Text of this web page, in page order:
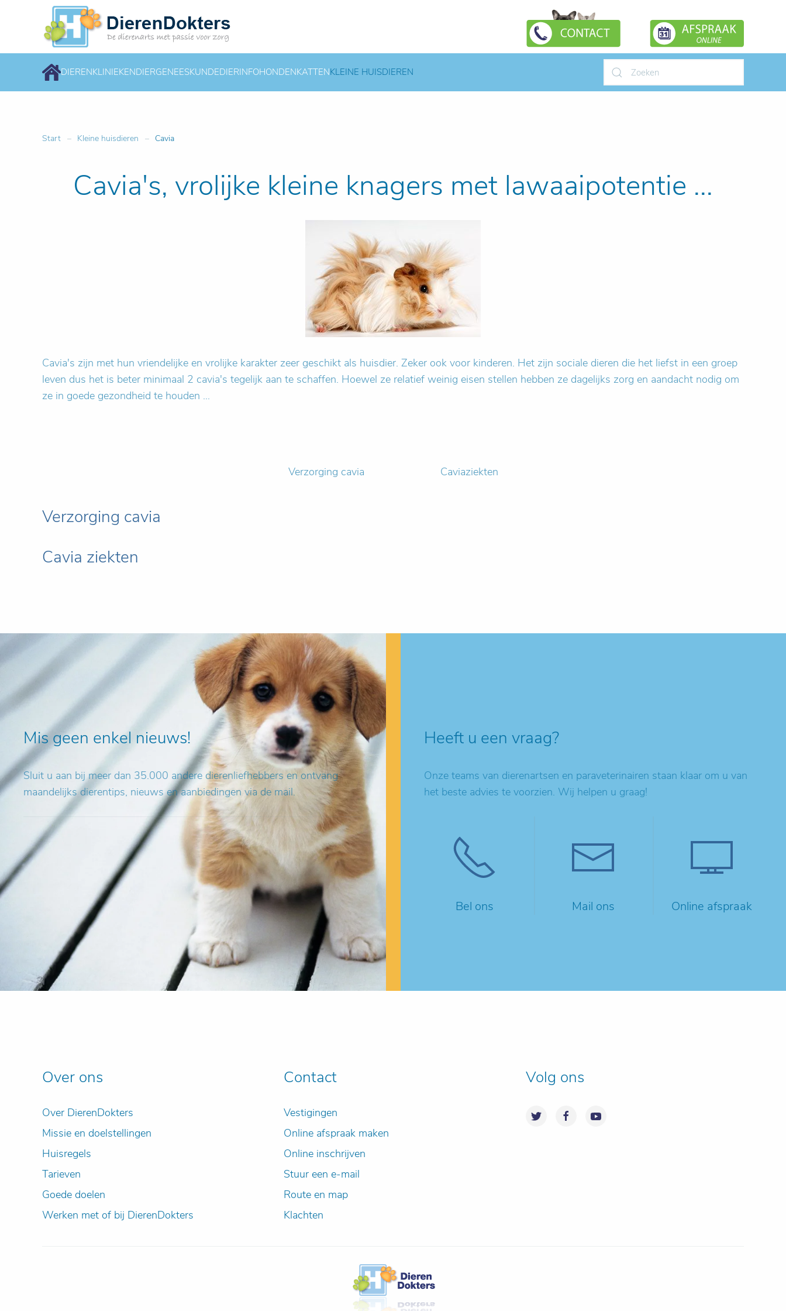
DIERENKLINIEKENDIERGENEESKUNDEDIERINFOHONDENKATTENKLEINE HUISDIEREN
Type 2 or more characters for
Start Kleine huisdieren Cavia
Cavia's, vrolijke kleine knagers met lawaaipotentie ...
Cavia's zijn met hun vriendelijke en vrolijke karakter zeer geschikt als huisdier. Zeker ook voor kinderen. Het zijn sociale dieren die het liefst in een groep
leven dus het is beter minimaal 2 cavia's tegelijk aan te schaffen. Hoewel ze relatief weinig eisen stellen hebben ze dagelijks zorg en aandacht nodig om
ze in goede gezondheid te houden ...
Verzorging cavia Caviaziekten
Verzorging cavia
Cavia ziekten
Mis geen enkel nieuws!
Sluit u aan bij meer dan 35.000 andere dierenliefhebbers en ontvang
maandelijks dierentips, nieuws en aanbiedingen via de mail.
Heeft u een vraag?
Onze teams van dierenartsen en paraveterinairen staan klaar om u van
het beste advies te voorzien. Wij helpen u graag!
Bel ons Mail ons Online afspraak
Over ons
Over DierenDokters
Missie en doelstellingen
Huisregels
Tarieven
Goede doelen
Werken met of bij DierenDokters
Contact
Vestigingen
Online afspraak maken
Online inschrijven
Stuur een e-mail
Route en map
Klachten
Volg ons